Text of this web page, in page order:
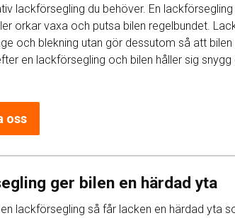
lackförsegling du behöver. En
orkar vaxa och putsa bilen regelbundet.
och blekning utan gör dessutom så att
en lackförsegling och bilen håller sig
oss
ger bilen en härdad yta
lackförsegling så får lacken en härdad yta